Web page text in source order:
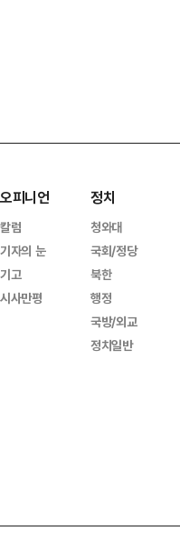
오피니언
칼럼
기자의 눈
기고
시사만평
정치
청와대
국회/정당
북한
행정
국방/외교
정치일반